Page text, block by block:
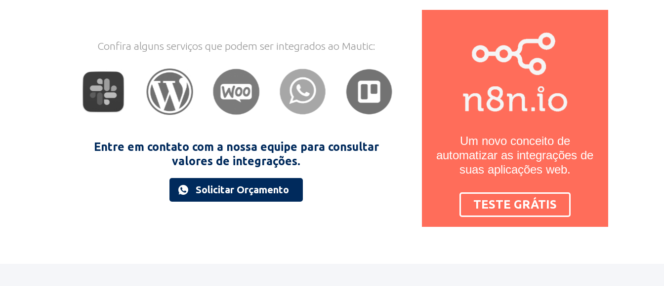
Confira alguns serviços que podem ser integrados ao Mautic:
Entre em contato com a nossa equipe para consultar
valores de integrações.
Solicitar Orçamento
Um novo conceito de
automatizar as integrações de
suas aplicações web.
TESTE GRÁTIS